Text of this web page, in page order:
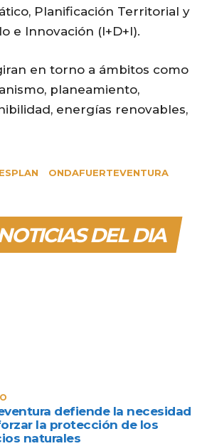
Planificación Territorial y
e Innovación (I+D+I).
en torno a ámbitos como
planeamiento,
energías renovables,
ONDAFUERTEVENTURA
DEL DIA
defiende la necesidad
la protección de los
naturales